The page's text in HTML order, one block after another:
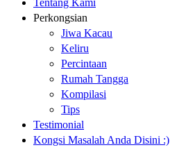
Tentang Kami
Perkongsian
Jiwa Kacau
Keliru
Percintaan
Rumah Tangga
Kompilasi
Tips
Testimonial
Kongsi Masalah Anda Disini :)